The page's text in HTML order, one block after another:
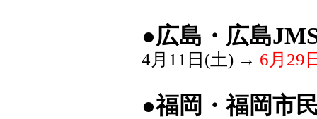
●広島・広島
4月11日(土) → 6月29
●福岡・福岡